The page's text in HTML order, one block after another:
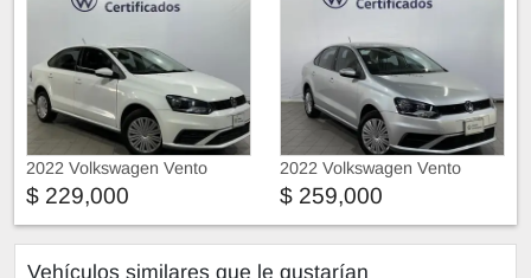
2022 Volkswagen Vento
$ 229,000
2022 Volkswagen Vento
$ 259,000
Vehículos similares que le gustarían